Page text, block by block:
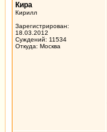
Кира
Кирилл
Зарегистрирован:
18.03.2012
Суждений: 11534
Откуда: Москва